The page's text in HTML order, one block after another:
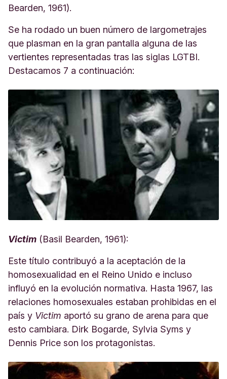
Bearden, 1961).
Se ha rodado un buen número de largometrajes
que plasman en la gran pantalla alguna de las
vertientes representadas tras las siglas LGTBI.
Destacamos 7 a continuación:
Victim (Basil Bearden, 1961):
Este título contribuyó a la aceptación de la
homosexualidad en el Reino Unido e incluso
influyó en la evolución normativa. Hasta 1967, las
relaciones homosexuales estaban prohibidas en el
país y Victim aportó su grano de arena para que
esto cambiara. Dirk Bogarde, Sylvia Syms y
Dennis Price son los protagonistas.